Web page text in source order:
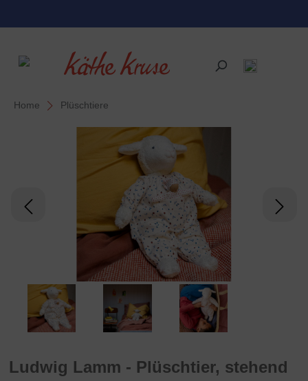
Home Plüschtiere
Bildergalerie überspringen
Ludwig Lamm - Plüschtier, stehend